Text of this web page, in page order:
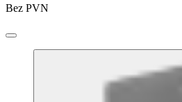
Bez PVN